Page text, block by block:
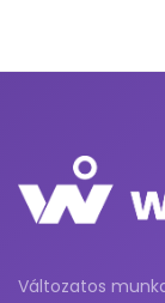
Változatos